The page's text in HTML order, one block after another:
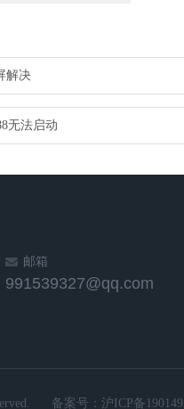
解决
无法启动
邮箱
991539327@qq.com
备案号： 沪ICP备